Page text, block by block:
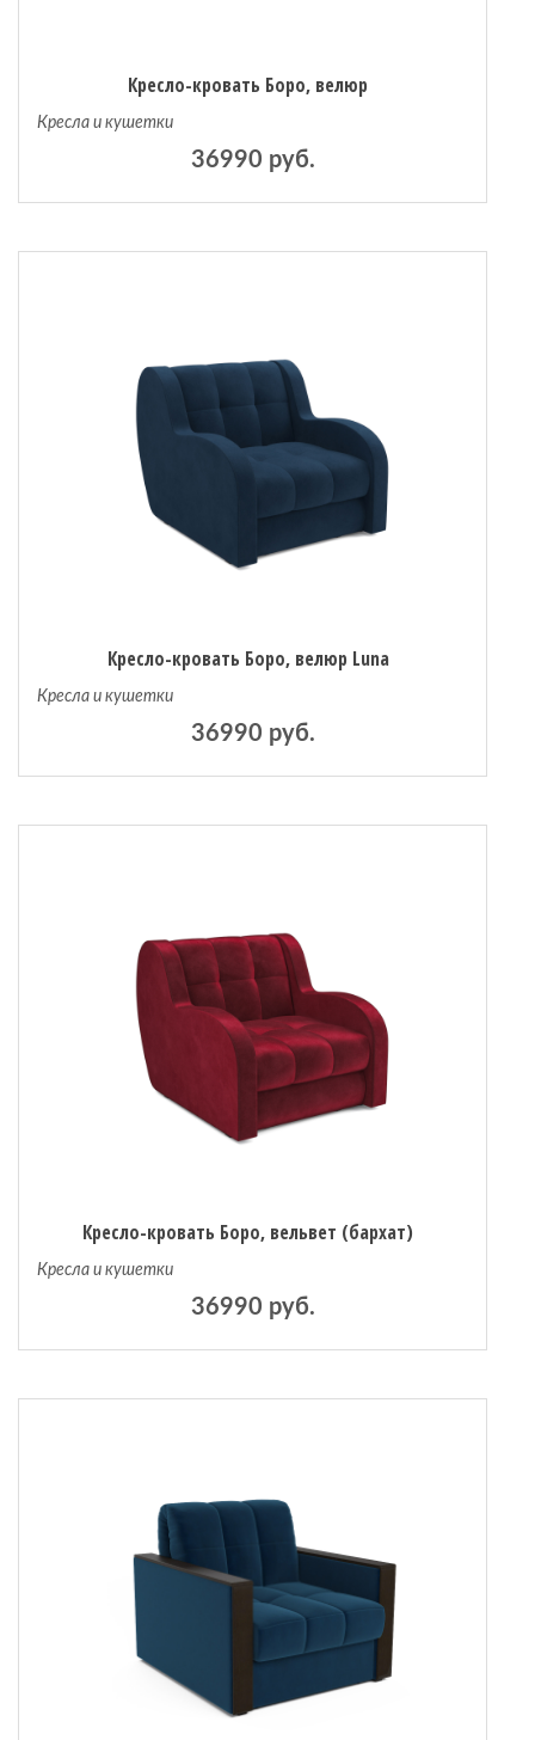
Кресло-кровать Боро, велюр
Кресла и кушетки
36990 руб.
Кресло-кровать Боро, велюр Luna
Кресла и кушетки
36990 руб.
Кресло-кровать Боро, вельвет (бархат)
Кресла и кушетки
36990 руб.